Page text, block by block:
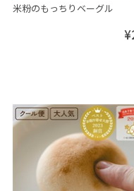
米粉のもっちりベーグル